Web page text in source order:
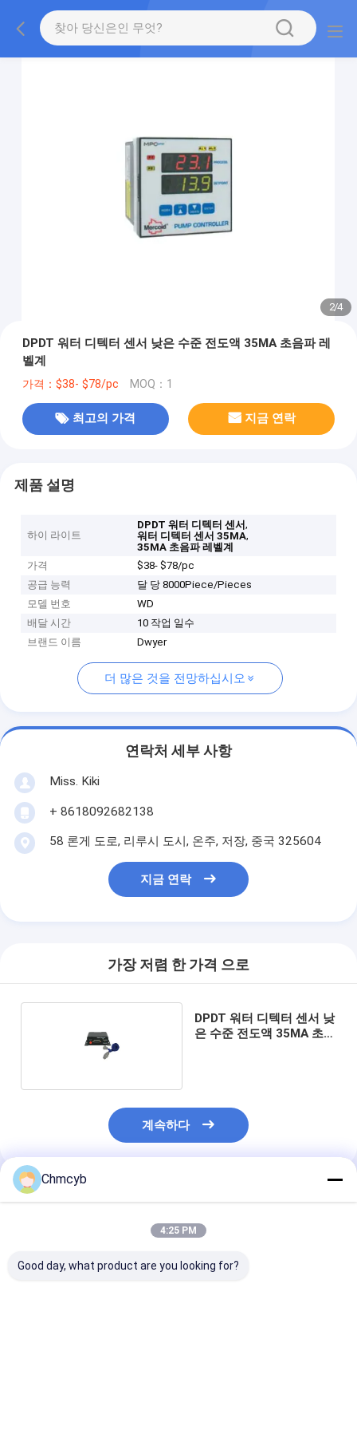
2/4
DPDT 워터 디텍터 센서 낮은 수준 전도액 35MA 초음파 레
벨계
가격：$38- $78/pc MOQ：1
최고의 가격 지금 연락
제품 설명
하이 라이트
DPDT 워터 디텍터 센서,
워터 디텍터 센서 35MA,
35MA 초음파 레벨계
가격
$38- $78/pc
공급 능력
달 당 8000Piece/Pieces
모델 번호
WD
배달 시간
10 작업 일수
브랜드 이름
Dwyer
더 많은 것을 전망하십시오
연락처 세부 사항
Miss. Kiki
+ 8618092682138
58 론게 도로, 리루시 도시, 온주, 저장, 중국 325604
지금 연락
가장 저렴 한 가격 으로
DPDT 워터 디텍터 센서 낮
은 수준 전도액 35MA 초음
계속하다
추천된 제품
Chmcyb
4:25 PM
Good day, what product are you looking for?